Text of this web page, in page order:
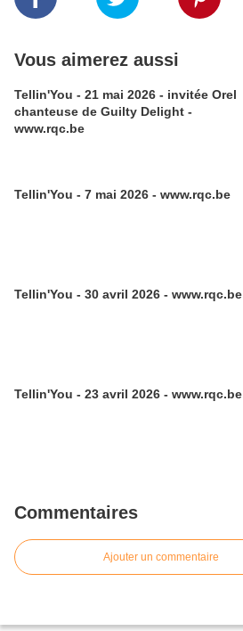
Vous aimerez aussi
Tellin'You - 21 mai 2026 - invitée Orel
chanteuse de Guilty Delight -
www.rqc.be
Tellin'You - 7 mai 2026 - www.rqc.be
Tellin'You - 30 avril 2026 - www.rqc.be
Tellin'You - 23 avril 2026 - www.rqc.be
Commentaires
Ajouter un commentaire